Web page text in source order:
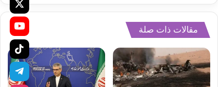
مقالات ذات صلة